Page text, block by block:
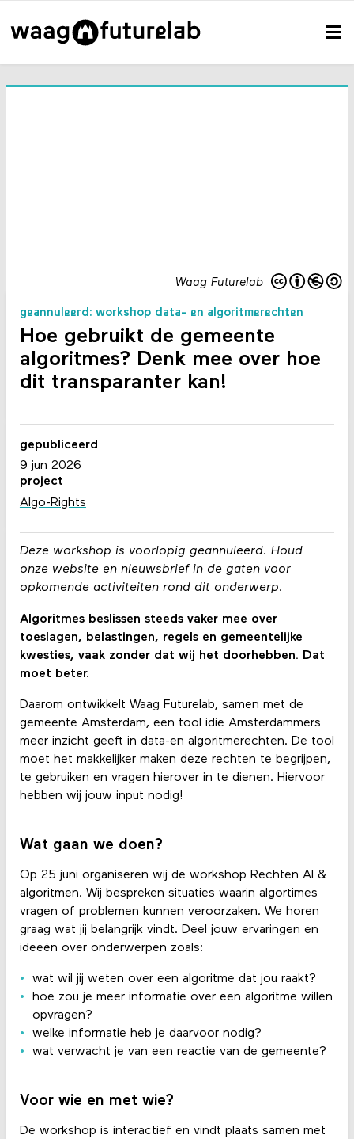
Waag Futurelab
geannuleerd: workshop data- en algoritmerechten
Hoe gebruikt de gemeente
algoritmes? Denk mee over hoe
dit transparanter kan!
Deze workshop is voorlopig geannuleerd. Houd
onze website en nieuwsbrief in de gaten voor
opkomende activiteiten rond dit onderwerp.
Algoritmes beslissen steeds vaker mee over
toeslagen, belastingen, regels en gemeentelijke
kwesties, vaak zonder dat wij het doorhebben. Dat
moet beter.
Daarom ontwikkelt Waag Futurelab, samen met de
gemeente Amsterdam, een tool idie Amsterdammers
meer inzicht geeft in data-en algoritmerechten. De tool
moet het makkelijker maken deze rechten te begrijpen,
te gebruiken en vragen hierover in te dienen. Hiervoor
hebben wij jouw input nodig!
Wat gaan we doen?
Op 25 juni organiseren wij de workshop Rechten AI &
algoritmen. Wij bespreken situaties waarin algortimes
vragen of problemen kunnen veroorzaken. We horen
graag wat jij belangrijk vindt. Deel jouw ervaringen en
ideeën over onderwerpen zoals:
wat wil jij weten over een algoritme dat jou raakt?
hoe zou je meer informatie over een algoritme willen
opvragen?
welke informatie heb je daarvoor nodig?
wat verwacht je van een reactie van de gemeente?
Voor wie en met wie?
De workshop is interactief en vindt plaats samen met
gepubliceerd
9 jun 2026
project
Algo-Rights